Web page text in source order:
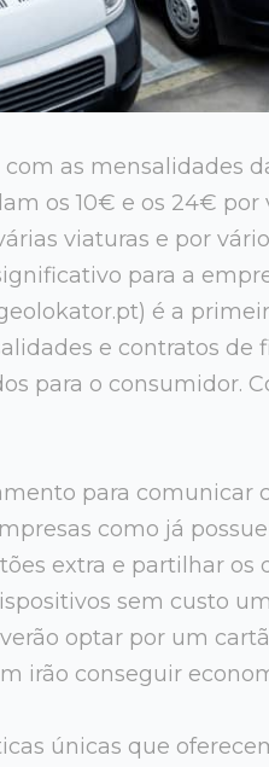
as mensalidades
os 10€ e os 24€
viaturas e por
para a
é a
e contratos de
para o consumidor.
para comunicar
como já
extra e partilhar
sem custo
optar por um
irão conseguir
únicas que